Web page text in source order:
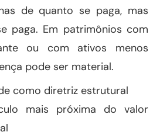
de quanto se paga, mas
paga. Em patrimônios com
ou com ativos menos
pode ser material.
como diretriz estrutural
mais próxima do valor